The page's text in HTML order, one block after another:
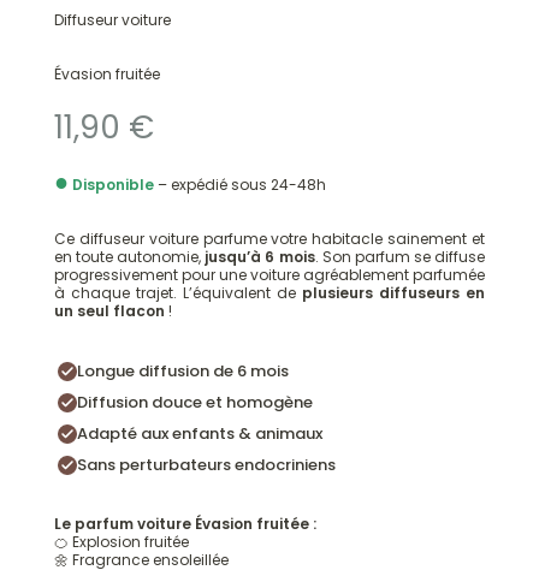
être
sur
page
produit
du
Diffuseur voiture
Évasion fruitée
11,90 €
● Disponible– expédié sous 24-48h
Ce diffuseur voiture parfume votre habitacle sainement et
en toute autonomie, jusqu’à 6 mois. Son parfum se diffuse
progressivement pour une voiture agréablement parfumée
à chaque trajet. L’équivalent de plusieurs diffuseurs en
un seul flacon !
Longue diffusion de 6 mois
Diffusion douce et homogène
Adapté aux enfants & animaux
Sans perturbateurs endocriniens
Le parfum voiture Évasion fruitée :
🍊 Explosion fruitée
🌼 Fragrance ensoleillée